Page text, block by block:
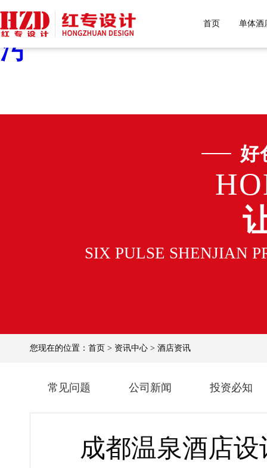
好色先生污下载,好色
污
首页 单体酒
好
SIX PULSE SHENJIAN
您现在的位置： 首页 > 资讯中心 > 酒店资讯
常见问题 公司新闻 投资必知
成都温泉酒店设